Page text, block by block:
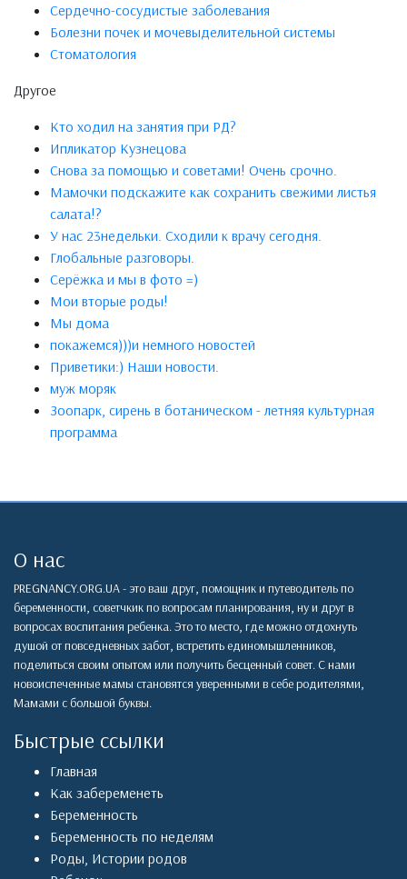
Сердечно-сосудистые заболевания
Болезни почек и мочевыделительной системы
Стоматология
Другое
Кто ходил на занятия при РД?
Ипликатор Кузнецова
Снова за помощью и советами! Очень срочно.
Мамочки подскажите как сохранить свежими листья
салата!?
У нас 23недельки. Сходили к врачу сегодня.
Глобальные разговоры.
Серёжка и мы в фото =)
Мои вторые роды!
Мы дома
покажемся)))и немного новостей
Приветики:) Наши новости.
муж моряк
Зоопарк, сирень в ботаническом - летняя культурная
программа
О нас
PREGNANCY.ORG.UA - это ваш друг, помощник и путеводитель по
беременности, советчкик по вопросам планирования, ну и друг в
вопросах воспитания ребенка. Это то место, где можно отдохнуть
душой от повседневных забот, встретить единомышленников,
поделиться своим опытом или получить бесценный совет. С нами
новоиспеченные мамы становятся уверенными в себе родителями,
Мамами с большой буквы.
Быстрые ссылки
Главная
Как забеременеть
Беременность
Беременность по неделям
Роды, Истории родов